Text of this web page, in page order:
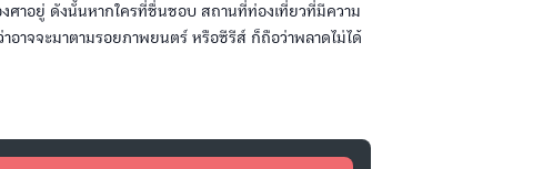
ศาอยู่ ดังนั้นหากใครที่ชื่นชอบ สถานที่ท่องเที่ยวที่มีความ
อาจจะมาตามรอยภาพยนตร์ หรือซีรีส์ ก็ถือว่าพลาดไม่ได้